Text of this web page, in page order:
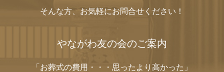
そんな方、お気軽にお問合せください！
やながわ友の会のご案内
「お葬式の費用・・・思ったより高かった」